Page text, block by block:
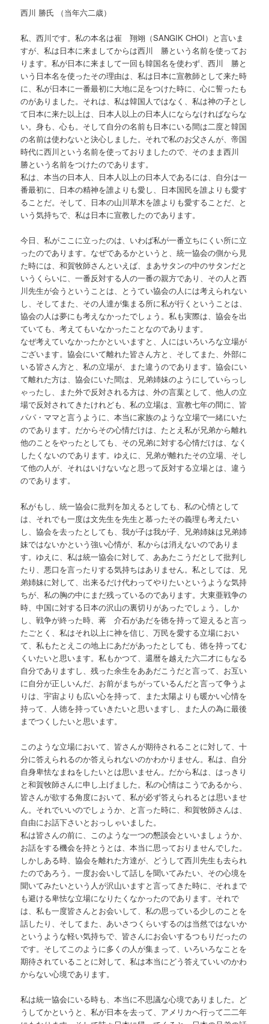
西川 勝氏 （当年六二歳）
私、西川です。私の本名は崔 翔翊（SANGIK CHOI）と言いま
すが、私は日本に来ましてからは西川 勝という名前を使ってお
ります。私が日本に来まして一回も韓国名を使わず、西川 勝と
いう日本名を使ったその理由は、私は日本に宣教師として来た時
に、私が日本に一番最初に大地に足をつけた時に、心に誓ったも
のがありました。それは、私は韓国人ではなく、私は神の子とし
て日本に来た以上は、日本人以上の日本人にならなければならな
い。身も、心も。そして自分の名前も日本にいる間は二度と韓国
の名前は使わないと決心しました。それで私のお父さんが、帝国
時代に西川という名前を使っておりましたので、そのまま西川
勝という名前をつけたのであります。
私は、本当の日本人、日本人以上の日本人であるには、自分は一
番最初に、日本の精神を誰よりも愛し、日本国民を誰よりも愛す
ることだ。そして、日本の山川草木を誰よりも愛することだ、と
いう気持ちで、私は日本に宣教したのであります。
今日、私がここに立ったのは、いわば私が一番立ちにくい所に立
ったのであります。なぜであるかというと、統一協会の側から見
た時には、和賀牧師さんといえば、まあサタンの中のサタンだと
いうくらいに、一番反対する人の一番の親方であり、その人と西
川先生が会うということは、とうてい協会の人には考えられない
し、そしてまた、その人達が集まる所に私が行くということは、
協会の人は夢にも考えなかったでしょう。私も実際は、協会を出
ていても、考えてもいなかったことなのであります。
なぜ考えていなかったかといいますと、人にはいろいろな立場が
ございます。協会にいて離れた皆さん方と、そしてまた、外部に
いる皆さん方と、私の立場が、また違うのであります。協会にい
て離れた方は、協会にいた間は、兄弟姉妹のようにしていらっし
ゃったし、また外で反対される方は、外の言葉として、他人の立
場で反対されてきたけれども、私の立場は、宣教七年の間に、皆
パパ・ママと言うように、本当に家族のような立場で一緒にいた
のであります。だからその心情だけは、たとえ私が兄弟から離れ
他のことをやったとしても、その兄弟に対する心情だけは、なく
したくないのであります。ゆえに、兄弟が離れたその立場、そし
て他の人が、それはいけないなと思って反対する立場とは、違う
のであります。
私がもし、統一協会に批判を加えるとしても、私の心情として
は、それでも一度は文先生を先生と慕ったその義理も考えたい
し、協会を去ったとしても、我が子は我が子、兄弟姉妹は兄弟姉
妹ではないかという強い心情が、私からは消えないのでありま
す。ゆえに、私は統一協会に対して、ああたこうだとして批判し
たり、悪口を言ったりする気持ちはありません。私としては、兄
弟姉妹に対して、出来るだけ代わってやりたいというような気持
ちが、私の胸の中にまだ残っているのであります。大東亜戦争の
時、中国に対する日本の沢山の裏切りがあったでしょう。しか
し、戦争が終った時、蒋 介石があだを徳を持って迎えると言っ
たごとく、私はそれ以上に神を信じ、万民を愛する立場におい
て、私もたとえこの地上にあだがあったとしても、徳を持ってむ
くいたいと思います。私もかつて、還暦を越えた六二才にもなる
自分でありますし、残った余生をああだこうだと言って、お互い
に自分が正しいんだ、お前がまちがっているんだと言って争うよ
りは、宇宙よりも広い心を持って、また太陽よりも暖かい心情を
持って、人徳を持っていきたいと思いますし、また人の為に最後
までつくしたいと思います。
このような立場において、皆さんが期待されることに対して、十
分に答えられるのか答えられないのかわかりません。私は、自分
自身卑怯なまねをしたいとは思いません。だから私は、はっきり
と和賀牧師さんに申し上げました。私の心情はこうであるから、
皆さんが欲する角度において、私が必ず答えられるとは思いませ
ん。それでいいのでしょうか、と言った時に、和賀牧師さんは、
自由にお話下さいとおっしゃいました。
私は皆さんの前に、このような一つの懇談会といいましょうか、
お話をする機会を持とうとは、本当に思っておりませんでした。
しかしある時、協会を離れた方達が、どうして西川先生も去られ
たのであろう。一度お会いして話しを聞いてみたい、その心境を
聞いてみたいという人が沢山いますと言ってきた時に、それまで
も避ける卑怯な立場になりたくなかったのであります。それで
は、私も一度皆さんとお会いして、私の思っている少しのことを
話したり、そしてまた、あいさつくらいするのは当然ではないか
というような軽い気持ちで、皆さんにお会いするつもりだったの
です。そしてこのように多くの人が集まって、いろいろなことを
期待されていることに対して、私は本当にどう答えていいのかわ
からない心境であります。
私は統一協会にいる時も、本当に不思議な心境でありました。ど
うしてかというと、私が日本を去って、アメリカヘ行って二二年